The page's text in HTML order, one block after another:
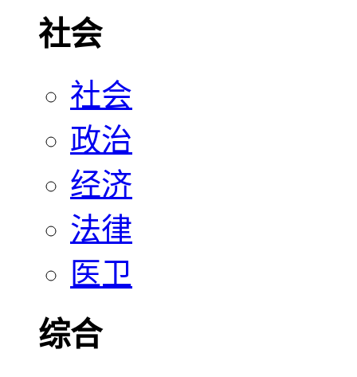
社会
社会
政治
经济
法律
医卫
综合